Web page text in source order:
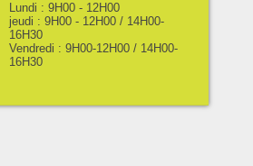
Lundi : 9H00 - 12H00
jeudi : 9H00 - 12H00 / 14H00-
16H30
Vendredi : 9H00-12H00 / 14H00-
16H30